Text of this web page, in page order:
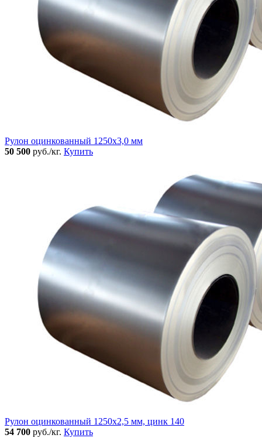
Рулон оцинкованный 1250х3,0 мм
50 500 руб./кг. Купить
Рулон оцинкованный 1250х2,5 мм, цинк 140
54 700 руб./кг. Купить